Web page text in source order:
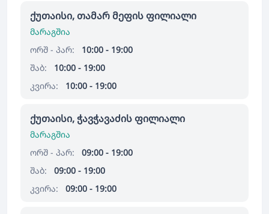
ქუთაისი, თამარ მეფის ფილიალი
მარაგშია
ორშ - პარ:
10:00 - 19:00
შაბ:
10:00 - 19:00
კვირა:
10:00 - 19:00
ქუთაისი, ჭავჭავაძის ფილიალი
მარაგშია
ორშ - პარ:
09:00 - 19:00
შაბ:
09:00 - 19:00
კვირა:
09:00 - 19:00